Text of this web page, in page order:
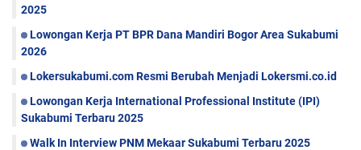
2025
Lowongan Kerja PT BPR Dana Mandiri Bogor Area Sukabumi
2026
Lokersukabumi.com Resmi Berubah Menjadi Lokersmi.co.id
Lowongan Kerja International Professional Institute (IPI)
Sukabumi Terbaru 2025
Walk In Interview PNM Mekaar Sukabumi Terbaru 2025